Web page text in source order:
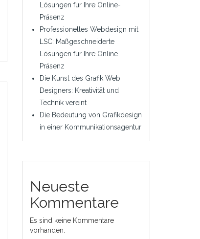
Lösungen für Ihre Online-
Präsenz
Professionelles Webdesign mit
LSC: Maßgeschneiderte
Lösungen für Ihre Online-
Präsenz
Die Kunst des Grafik Web
Designers: Kreativität und
Technik vereint
Die Bedeutung von Grafikdesign
in einer Kommunikationsagentur
Neueste
Kommentare
Es sind keine Kommentare
vorhanden.